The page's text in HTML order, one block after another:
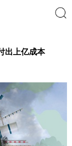
出上亿成本